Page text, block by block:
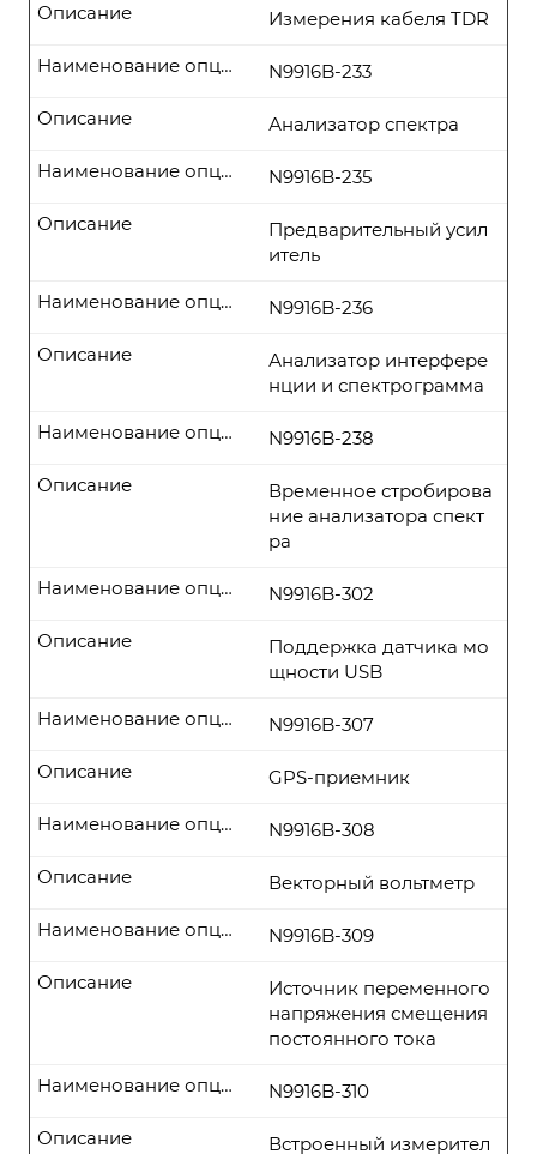
Измерения кабеля TDR
Описание
N9916B-233
Наименование опции
Анализатор спектра
Описание
N9916B-235
Наименование опции
Предварительный усил
итель
Описание
N9916B-236
Наименование опции
Анализатор интерфере
нции и спектрограмма
Описание
N9916B-238
Наименование опции
Временное стробирова
ние анализатора спект
ра
Описание
N9916B-302
Наименование опции
Поддержка датчика мо
щности USB
Описание
N9916B-307
Наименование опции
GPS-приемник
Описание
N9916B-308
Наименование опции
Векторный вольтметр
Описание
N9916B-309
Наименование опции
Источник переменного
напряжения смещения
постоянного тока
Описание
N9916B-310
Наименование опции
Встроенный измерител
Описание